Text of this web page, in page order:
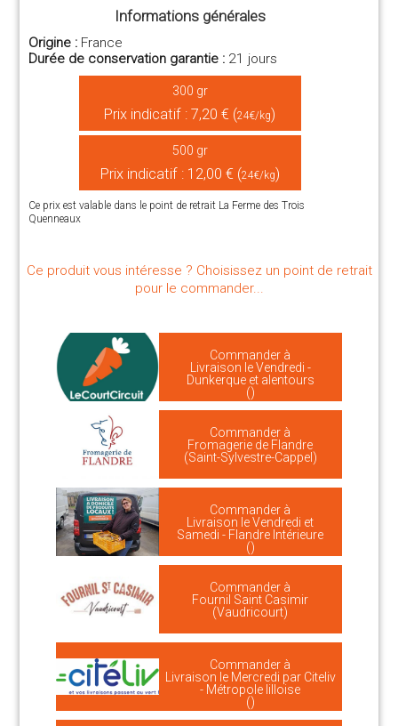
Informations générales
Origine : France
Durée de conservation garantie : 21 jours
300 gr
Prix indicatif : 7,20 € (24€/kg)
500 gr
Prix indicatif : 12,00 € (24€/kg)
Ce prix est valable dans le point de retrait La Ferme des Trois
Quenneaux
Ce produit vous intéresse ? Choisissez un point de retrait
pour le commander...
Commander à
Livraison le Vendredi -
Dunkerque et alentours
()
Commander à
Fromagerie de Flandre
(Saint-Sylvestre-Cappel)
Commander à
Livraison le Vendredi et
Samedi - Flandre Intérieure
()
Commander à
Fournil Saint Casimir
(Vaudricourt)
Commander à
Livraison le Mercredi par Citeliv
- Métropole lilloise
()